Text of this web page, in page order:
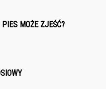
MOŻE ZJEŚĆ?